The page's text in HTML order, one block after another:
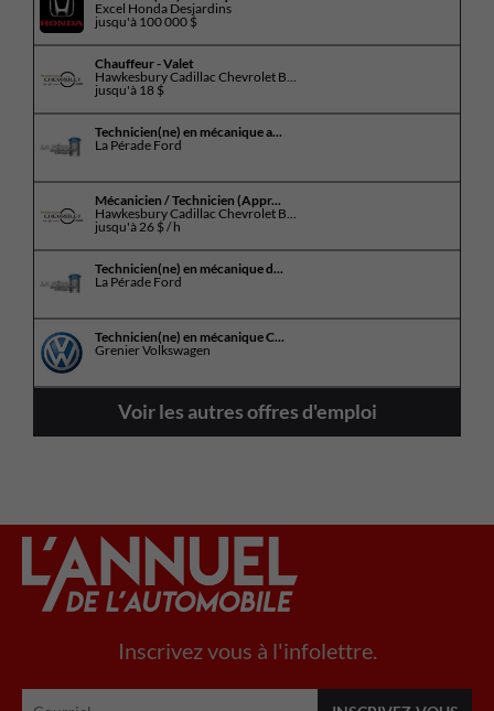
Excel Honda Desjardins
jusqu'à 100 000 $
Chauffeur - Valet
Hawkesbury Cadillac Chevrolet B...
jusqu'à 18 $
Technicien(ne) en mécanique a...
La Pérade Ford
Mécanicien / Technicien (Appr...
Hawkesbury Cadillac Chevrolet B...
jusqu'à26 $ / h
Technicien(ne) en mécanique d...
La Pérade Ford
Technicien(ne) en mécanique C...
Grenier Volkswagen
Voir les autres offres d'emploi
Inscrivez vous à l'infolettre.